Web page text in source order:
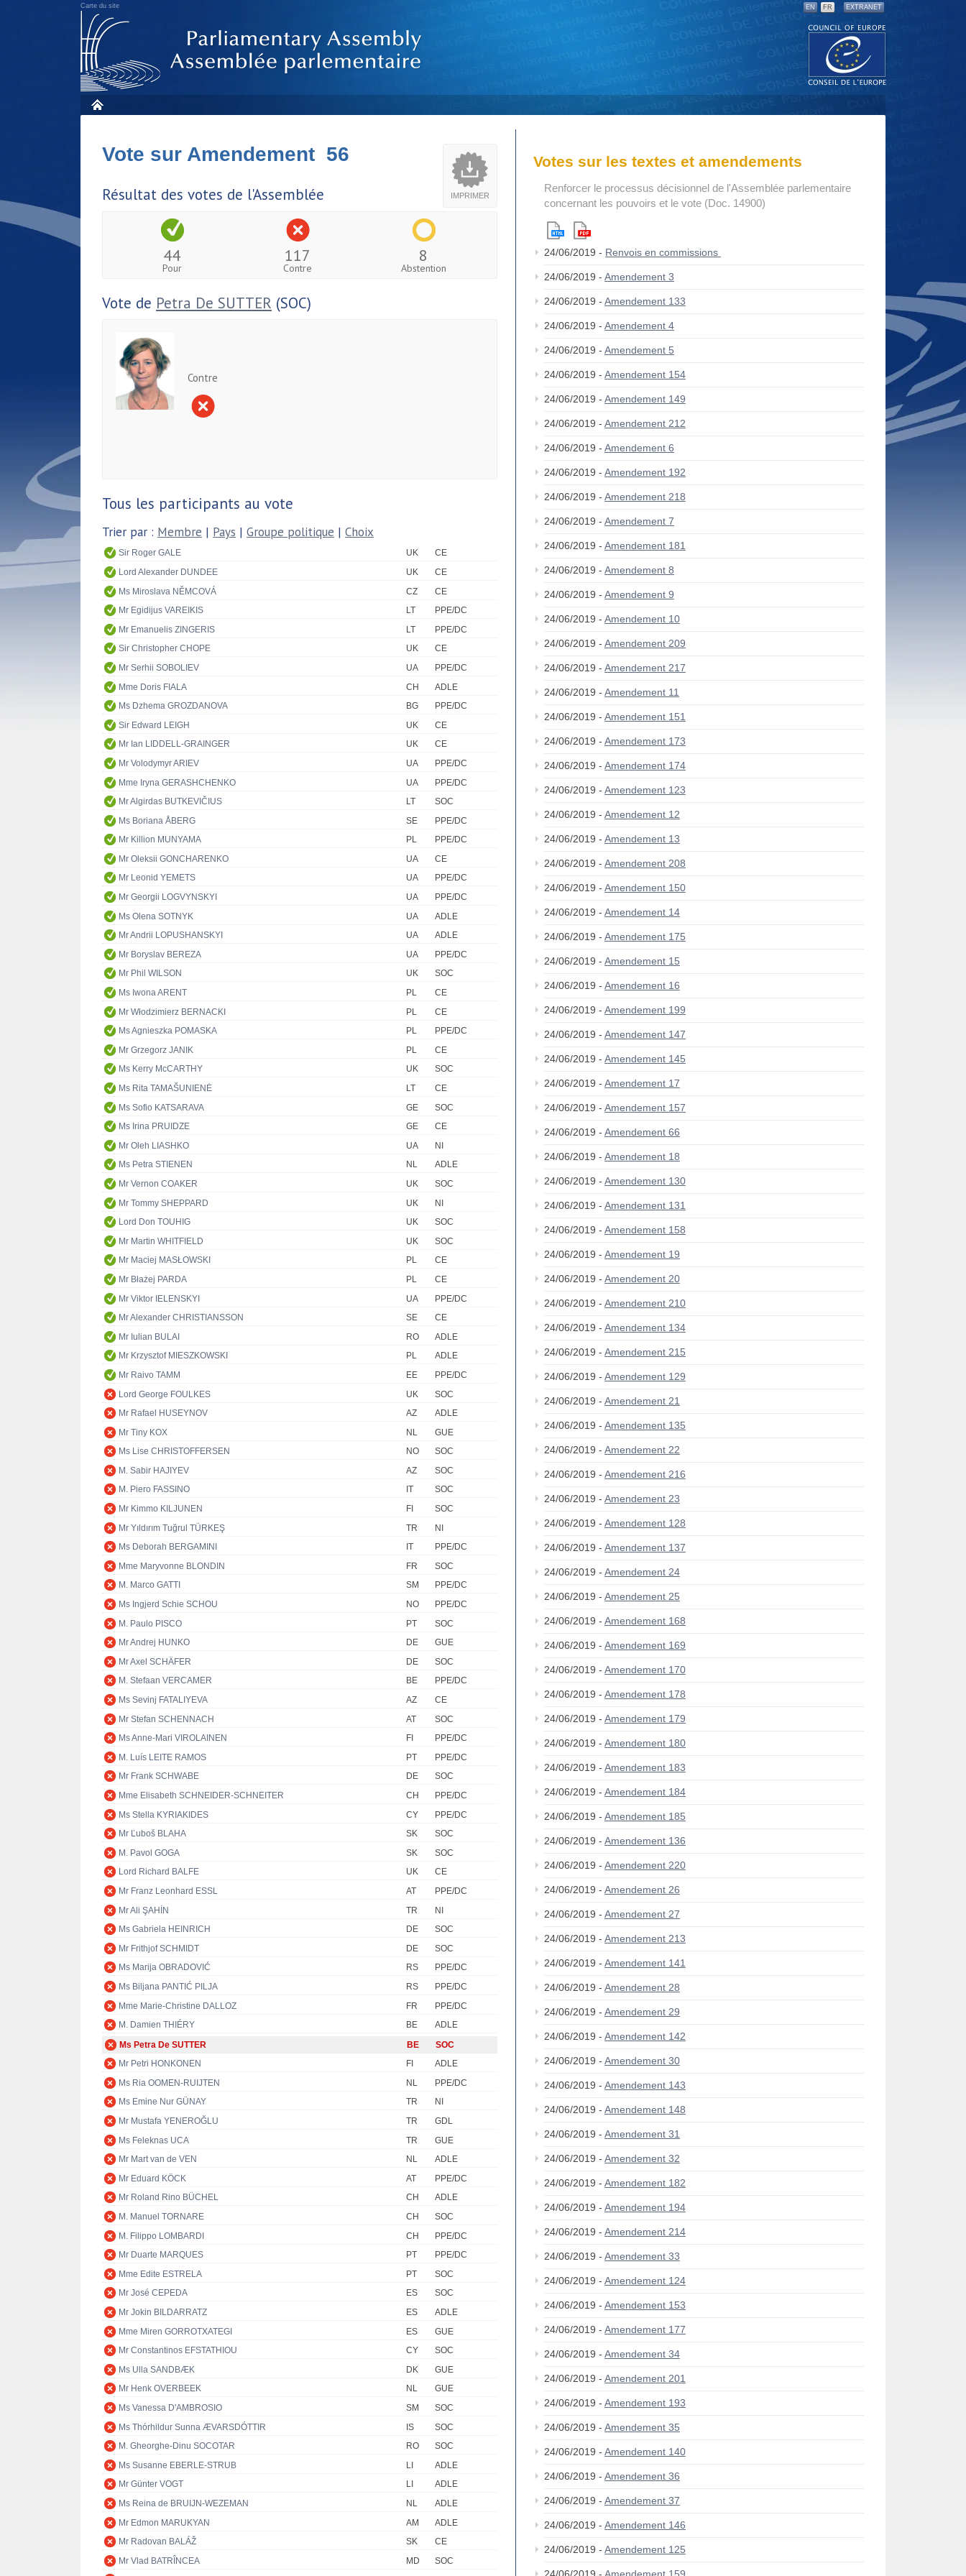
Carte du site EN FR EXTRANET
IMPRIMER
Vote sur Amendement 56
Résultat des votes de l'Assemblée
44
Pour
117
Contre
8
Abstention
Vote de Petra De SUTTER (SOC)
Contre
Tous les participants au vote
Trier par : Membre | Pays | Groupe politique | Choix
Sir Roger GALE UK
CE
Lord Alexander DUNDEE
UK
CE
Ms Miroslava NĚMCOVÁ
CZ
CE
Mr Egidijus VAREIKIS
LT
PPE/DC
Mr Emanuelis ZINGERIS
LT
PPE/DC
Sir Christopher CHOPE
UK
CE
Mr Serhii SOBOLIEV
UA
PPE/DC
Mme Doris FIALA
CH
ADLE
Ms Dzhema GROZDANOVA
BG
PPE/DC
Sir Edward LEIGH
UK
CE
Mr Ian LIDDELL-GRAINGER
UK
CE
Mr Volodymyr ARIEV
UA
PPE/DC
Mme Iryna GERASHCHENKO
UA
PPE/DC
Mr Algirdas BUTKEVIČIUS
LT
SOC
Ms Boriana ÅBERG
SE
PPE/DC
Mr Killion MUNYAMA
PL
PPE/DC
Mr Oleksii GONCHARENKO
UA
CE
Mr Leonid YEMETS
UA
PPE/DC
Mr Georgii LOGVYNSKYI
UA
PPE/DC
Ms Olena SOTNYK
UA
ADLE
Mr Andrii LOPUSHANSKYI
UA
ADLE
Mr Boryslav BEREZA
UA
PPE/DC
Mr Phil WILSON
UK
SOC
Ms Iwona ARENT
PL
CE
Mr Włodzimierz BERNACKI
PL
CE
Ms Agnieszka POMASKA
PL
PPE/DC
Mr Grzegorz JANIK
PL
CE
Ms Kerry McCARTHY
UK
SOC
Ms Rita TAMAŠUNIENĖ
LT
CE
Ms Sofio KATSARAVA
GE
SOC
Ms Irina PRUIDZE
GE
CE
Mr Oleh LIASHKO
UA
NI
Ms Petra STIENEN
NL
ADLE
Mr Vernon COAKER
UK
SOC
Mr Tommy SHEPPARD
UK
NI
Lord Don TOUHIG
UK
SOC
Mr Martin WHITFIELD
UK
SOC
Mr Maciej MASŁOWSKI
PL
CE
Mr Błażej PARDA
PL
CE
Mr Viktor IELENSKYI
UA
PPE/DC
Mr Alexander CHRISTIANSSON
SE
CE
Mr Iulian BULAI
RO
ADLE
Mr Krzysztof MIESZKOWSKI
PL
ADLE
Mr Raivo TAMM
EE
PPE/DC
Lord George FOULKES
UK
SOC
Mr Rafael HUSEYNOV
AZ
ADLE
Mr Tiny KOX
NL
GUE
Ms Lise CHRISTOFFERSEN
NO
SOC
M. Sabir HAJIYEV
AZ
SOC
M. Piero FASSINO
IT
SOC
Mr Kimmo KILJUNEN
FI
SOC
Mr Yıldırım Tuğrul TÜRKEŞ
TR
NI
Ms Deborah BERGAMINI
IT
PPE/DC
Mme Maryvonne BLONDIN
FR
SOC
M. Marco GATTI
SM
PPE/DC
Ms Ingjerd Schie SCHOU
NO
PPE/DC
M. Paulo PISCO
PT
SOC
Mr Andrej HUNKO
DE
GUE
Mr Axel SCHÄFER
DE
SOC
M. Stefaan VERCAMER
BE
PPE/DC
Ms Sevinj FATALIYEVA
AZ
CE
Mr Stefan SCHENNACH
AT
SOC
Ms Anne-Mari VIROLAINEN
FI
PPE/DC
M. Luís LEITE RAMOS
PT
PPE/DC
Mr Frank SCHWABE
DE
SOC
Mme Elisabeth SCHNEIDER-SCHNEITER
CH
PPE/DC
Ms Stella KYRIAKIDES
CY
PPE/DC
Mr Ľuboš BLAHA
SK
SOC
M. Pavol GOGA
SK
SOC
Lord Richard BALFE
UK
CE
Mr Franz Leonhard ESSL
AT
PPE/DC
Mr Ali ŞAHİN
TR
NI
Ms Gabriela HEINRICH
DE
SOC
Mr Frithjof SCHMIDT
DE
SOC
Ms Marija OBRADOVIĆ
RS
PPE/DC
Ms Biljana PANTIĆ PILJA
RS
PPE/DC
Mme Marie-Christine DALLOZ
FR
PPE/DC
M. Damien THIÉRY
BE
ADLE
Ms Petra De SUTTER
BE
SOC
Mr Petri HONKONEN
FI
ADLE
Ms Ria OOMEN-RUIJTEN
NL
PPE/DC
Ms Emine Nur GÜNAY
TR
NI
Mr Mustafa YENEROĞLU
TR
GDL
Ms Feleknas UCA
TR
GUE
Mr Mart van de VEN
NL
ADLE
Mr Eduard KÖCK
AT
PPE/DC
Mr Roland Rino BÜCHEL
CH
ADLE
M. Manuel TORNARE
CH
SOC
M. Filippo LOMBARDI
CH
PPE/DC
Mr Duarte MARQUES
PT
PPE/DC
Mme Edite ESTRELA
PT
SOC
Mr José CEPEDA
ES
SOC
Mr Jokin BILDARRATZ
ES
ADLE
Mme Miren GORROTXATEGI
ES
GUE
Mr Constantinos EFSTATHIOU
CY
SOC
Ms Ulla SANDBÆK
DK
GUE
Mr Henk OVERBEEK
NL
GUE
Ms Vanessa D'AMBROSIO
SM
SOC
Ms Thórhildur Sunna ÆVARSDÓTTIR
IS
SOC
M. Gheorghe-Dinu SOCOTAR
RO
SOC
Ms Susanne EBERLE-STRUB
LI
ADLE
Mr Günter VOGT
LI
ADLE
Ms Reina de BRUIJN-WEZEMAN
NL
ADLE
Mr Edmon MARUKYAN
AM
ADLE
Mr Radovan BALÁŽ
SK
CE
Mr Vlad BATRÎNCEA
MD
SOC
Votes sur les textes et amendements
Renforcer le processus décisionnel de l'Assemblée parlementaire
concernant les pouvoirs et le vote (Doc. 14900)
24/06/2019 - Renvois en commissions
24/06/2019 - Amendement 3
24/06/2019 - Amendement 133
24/06/2019 - Amendement 4
24/06/2019 - Amendement 5
24/06/2019 - Amendement 154
24/06/2019 - Amendement 149
24/06/2019 - Amendement 212
24/06/2019 - Amendement 6
24/06/2019 - Amendement 192
24/06/2019 - Amendement 218
24/06/2019 - Amendement 7
24/06/2019 - Amendement 181
24/06/2019 - Amendement 8
24/06/2019 - Amendement 9
24/06/2019 - Amendement 10
24/06/2019 - Amendement 209
24/06/2019 - Amendement 217
24/06/2019 - Amendement 11
24/06/2019 - Amendement 151
24/06/2019 - Amendement 173
24/06/2019 - Amendement 174
24/06/2019 - Amendement 123
24/06/2019 - Amendement 12
24/06/2019 - Amendement 13
24/06/2019 - Amendement 208
24/06/2019 - Amendement 150
24/06/2019 - Amendement 14
24/06/2019 - Amendement 175
24/06/2019 - Amendement 15
24/06/2019 - Amendement 16
24/06/2019 - Amendement 199
24/06/2019 - Amendement 147
24/06/2019 - Amendement 145
24/06/2019 - Amendement 17
24/06/2019 - Amendement 157
24/06/2019 - Amendement 66
24/06/2019 - Amendement 18
24/06/2019 - Amendement 130
24/06/2019 - Amendement 131
24/06/2019 - Amendement 158
24/06/2019 - Amendement 19
24/06/2019 - Amendement 20
24/06/2019 - Amendement 210
24/06/2019 - Amendement 134
24/06/2019 - Amendement 215
24/06/2019 - Amendement 129
24/06/2019 - Amendement 21
24/06/2019 - Amendement 135
24/06/2019 - Amendement 22
24/06/2019 - Amendement 216
24/06/2019 - Amendement 23
24/06/2019 - Amendement 128
24/06/2019 - Amendement 137
24/06/2019 - Amendement 24
24/06/2019 - Amendement 25
24/06/2019 - Amendement 168
24/06/2019 - Amendement 169
24/06/2019 - Amendement 170
24/06/2019 - Amendement 178
24/06/2019 - Amendement 179
24/06/2019 - Amendement 180
24/06/2019 - Amendement 183
24/06/2019 - Amendement 184
24/06/2019 - Amendement 185
24/06/2019 - Amendement 136
24/06/2019 - Amendement 220
24/06/2019 - Amendement 26
24/06/2019 - Amendement 27
24/06/2019 - Amendement 213
24/06/2019 - Amendement 141
24/06/2019 - Amendement 28
24/06/2019 - Amendement 29
24/06/2019 - Amendement 142
24/06/2019 - Amendement 30
24/06/2019 - Amendement 143
24/06/2019 - Amendement 148
24/06/2019 - Amendement 31
24/06/2019 - Amendement 32
24/06/2019 - Amendement 182
24/06/2019 - Amendement 194
24/06/2019 - Amendement 214
24/06/2019 - Amendement 33
24/06/2019 - Amendement 124
24/06/2019 - Amendement 153
24/06/2019 - Amendement 177
24/06/2019 - Amendement 34
24/06/2019 - Amendement 201
24/06/2019 - Amendement 193
24/06/2019 - Amendement 35
24/06/2019 - Amendement 140
24/06/2019 - Amendement 36
24/06/2019 - Amendement 37
24/06/2019 - Amendement 146
24/06/2019 - Amendement 125